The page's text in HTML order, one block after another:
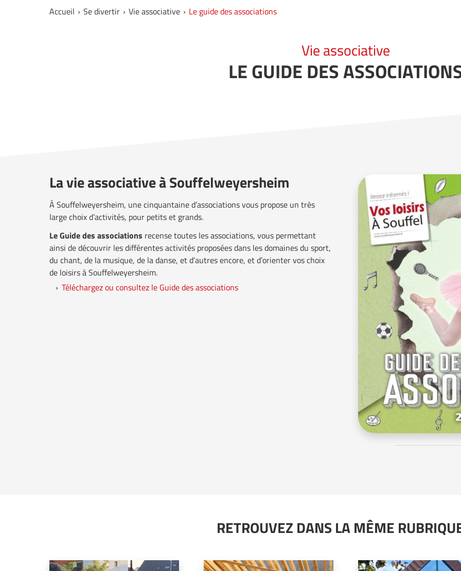
Accueil Se divertir Vie associative Le guide des associations
Vie associative
LE GUIDE DES
La vie associative à Souffelweyersheim
À Souffelweyersheim, une cinquantaine d’associations vous propose un très
large choix d’activités, pour petits et grands.
Le Guide des associations recense toutes les associations, vous permettant
ainsi de découvrir les différentes activités proposées dans les domaines du sport,
du chant, de la musique, de la danse, et d’autres encore, et d’orienter vos choix
de loisirs à Souffelweyersheim.
Téléchargez ou consultez le Guide des associations
RETROUVEZ DANS LA MÊME